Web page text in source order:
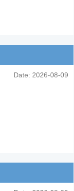
Date: 2026-08-09